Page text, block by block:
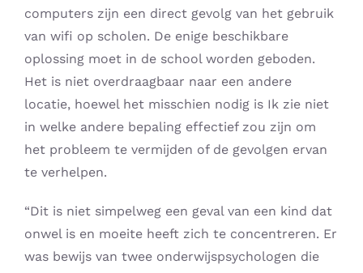
computers zijn een direct gevolg van het gebruik
van wifi op scholen. De enige beschikbare
oplossing moet in de school worden geboden.
Het is niet overdraagbaar naar een andere
locatie, hoewel het misschien nodig is Ik zie niet
in welke andere bepaling effectief zou zijn om
het probleem te vermijden of de gevolgen ervan
te verhelpen.
“Dit is niet simpelweg een geval van een kind dat
onwel is en moeite heeft zich te concentreren. Er
was bewijs van twee onderwijspsychologen die